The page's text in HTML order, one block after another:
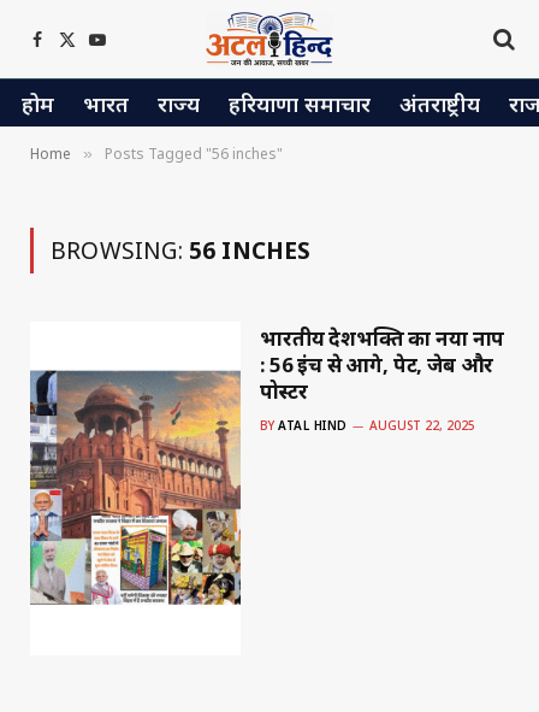
Facebook
X
(Twitter)
YouTube
होम भारत राज्य हरियाणा समाचार अंतराष्ट्रीय
Home » Posts Tagged "56 inches"
BROWSING: 56 INCHES
भारतीय देशभक्ति का नया नाप
: 56 इंच से आगे, पेट, जेब और
पोस्टर
BY ATAL HIND AUGUST 22, 2025